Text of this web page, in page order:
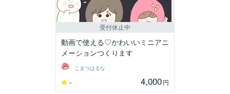
受付休止中
動画で使える♡かわいいミニアニ
メーションつくります
こまつはるな
- 4,000円